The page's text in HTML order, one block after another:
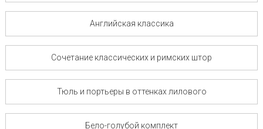
Английская классика
Сочетание классических и римских штор
Тюль и портьеры в оттенках лилового
Бело-голубой комплект